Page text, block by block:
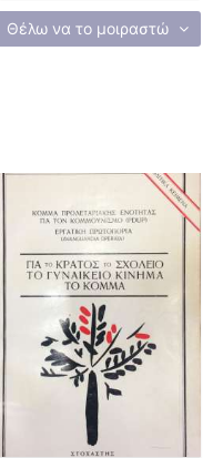
Θέλω να το μοιραστώ